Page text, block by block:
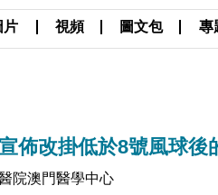
片 視頻 圖文包 專
佈改掛低於8號風球後
院澳門醫學中心